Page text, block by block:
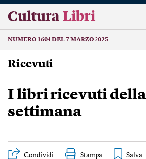
Cultura Libri
NUMERO 1604 DEL 7 MARZO 2025
Ricevuti
I libri ricevuti della
settimana
Condividi Stampa